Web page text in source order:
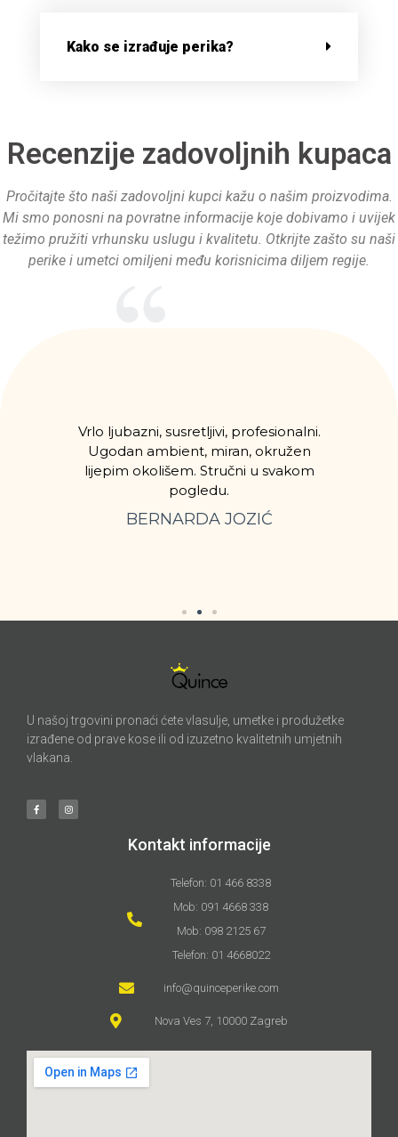
Kako se izrađuje perika?
Recenzije zadovoljnih kupaca
Pročitajte što naši zadovoljni kupci kažu o našim proizvodima.
Mi smo ponosni na povratne informacije koje dobivamo i uvijek
težimo pružiti vrhunsku uslugu i kvalitetu. Otkrijte zašto su naši
perike i umetci omiljeni među korisnicima diljem regije.
Vrlo ljubazni, susretljivi, profesionalni.
Ugodan ambient, miran, okružen
lijepim okolišem. Stručni u svakom
pogledu.
BERNARDA JOZIĆ
U našoj trgovini pronaći ćete vlasulje, umetke i produžetke
izrađene od prave kose ili od izuzetno kvalitetnih umjetnih
vlakana.
Kontakt informacije
Telefon: 01 466 8338
Mob: 091 4668 338
Mob: 098 2125 67
Telefon: 01 4668022
info@quinceperike.com
Nova Ves 7, 10000 Zagreb